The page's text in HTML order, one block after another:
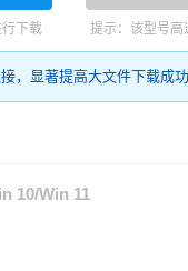
下载 提示：该型号高
，显著提高大文件下载成功
10/Win 11